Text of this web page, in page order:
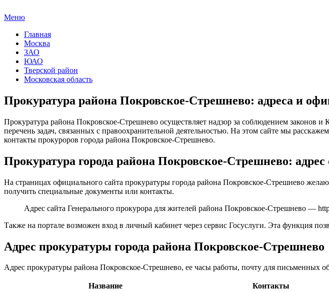
Меню
Главная
Москва
ЗАО
ЮАО
Тверской район
Московская область
Прокуратура района Покровское-Стрешнево: адреса и
Прокуратура района Покровское-Стрешнево осуществляет надзор за соблюдением
перечень задач, связанных с правоохранительной деятельностью. На этом сайте мы
контакты прокуроров города района Покровское-Стрешнево.
Прокуратура города района Покровское-Стрешнево:
На страницах официального сайта прокуратуры города района Покровское-Стрешнево
получить специальные документы или контакты.
Адрес сайта Генерального прокурора для жителей района Покровское-Стрешнево —
Также на портале возможен вход в личный кабинет через сервис Госуслуги. Эта функция
Адрес прокуратуры города района Покровское-Стрешнево
Адрес прокуратуры района Покровское-Стрешнево, ее часы работы, почту для
Название Контакты